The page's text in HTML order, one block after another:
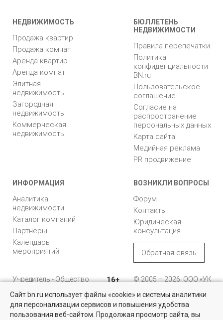
Найти квартиру - это просто!
НЕДВИЖИМОСТЬ
Продажа квартир
Продажа комнат
Аренда квартир
Аренда комнат
Элитная
недвижимость
Загородная
недвижимость
Коммерческая
недвижимость
БЮЛЛЕТЕНЬ
НЕДВИЖИМОСТИ
Правила перепечатки
Политика
конфиденциальности
BN.ru
Пользовательское
соглашение
Согласие на
распространение
персональных данных
Карта сайта
Медийная реклама
PR продвижение
ИНФОРМАЦИЯ
Аналитика
недвижимости
Каталог компаний
Партнеры
Календарь
мероприятий
ВОЗНИКЛИ ВОПРОСЫ
Форум
Контакты
Юридическая
консультация
Обратная связь
Учредитель - Общество
ответственностью
"Управляющая
компания "Бюллетень
16+
© 2005 – 2026, ООО «УК
196105, Санкт-
Петербург, пр. Юрия
Сайт bn.ru использует файлы «cookie» и системы аналитики
для персонализации сервисов и повышения удобства
пользования веб-сайтом. Продолжая просмотр сайта, вы